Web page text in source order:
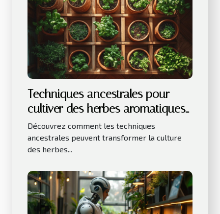
Techniques ancestrales pour
cultiver des herbes aromatiques
en intérieur
Découvrez comment les techniques
ancestrales peuvent transformer la culture
des herbes...